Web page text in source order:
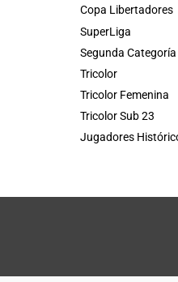
Copa Libertadores
SuperLiga
Segunda Categoría
Tricolor
Tricolor Femenina
Tricolor Sub 23
Jugadores